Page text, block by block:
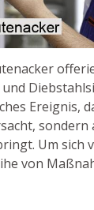
Ereignis,
sondern
Um sich
von